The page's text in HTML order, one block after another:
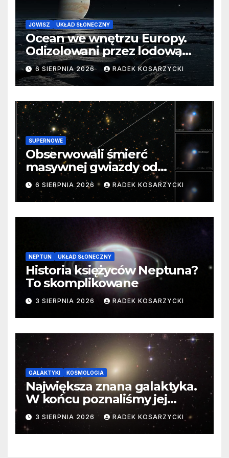
JOWISZ UKŁAD SŁONECZNY
Ocean we wnętrzu Europy.
Odizolowani przez lodową
barierę
6 SIERPNIA 2026 RADEK KOSARZYCKI
SUPERNOWE
Obserwowali śmierć
masywnej gwiazdy od
samego początku. Niezwykle
cenne dane
6 SIERPNIA 2026 RADEK KOSARZYCKI
NEPTUN UKŁAD SŁONECZNY
Historia księżyców Neptuna?
To skomplikowane
3 SIERPNIA 2026 RADEK KOSARZYCKI
GALAKTYKI KOSMOLOGIA
Największa znana galaktyka.
W końcu poznaliśmy jej
faktyczne wymiary
3 SIERPNIA 2026 RADEK KOSARZYCKI